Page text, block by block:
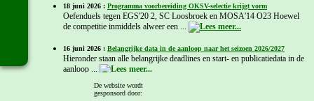
18 juni 2026 : Programma voorbereiding OKSV-selectie krijgt vorm
Oefenduels tegen EGS'20 2, SC Loosbroek en MOSA'14 O23 Hoewel
de competitie inmiddels alweer een ...
16 juni 2026 : Belangrijke data in de aanloop naar het seizoen 2026/2027
Hieronder staan alle belangrijke deadlines en start- en publicatiedata in de
aanloop ...
Meer OKSV 1 nieuws...
De website wordt
gesponsord door: